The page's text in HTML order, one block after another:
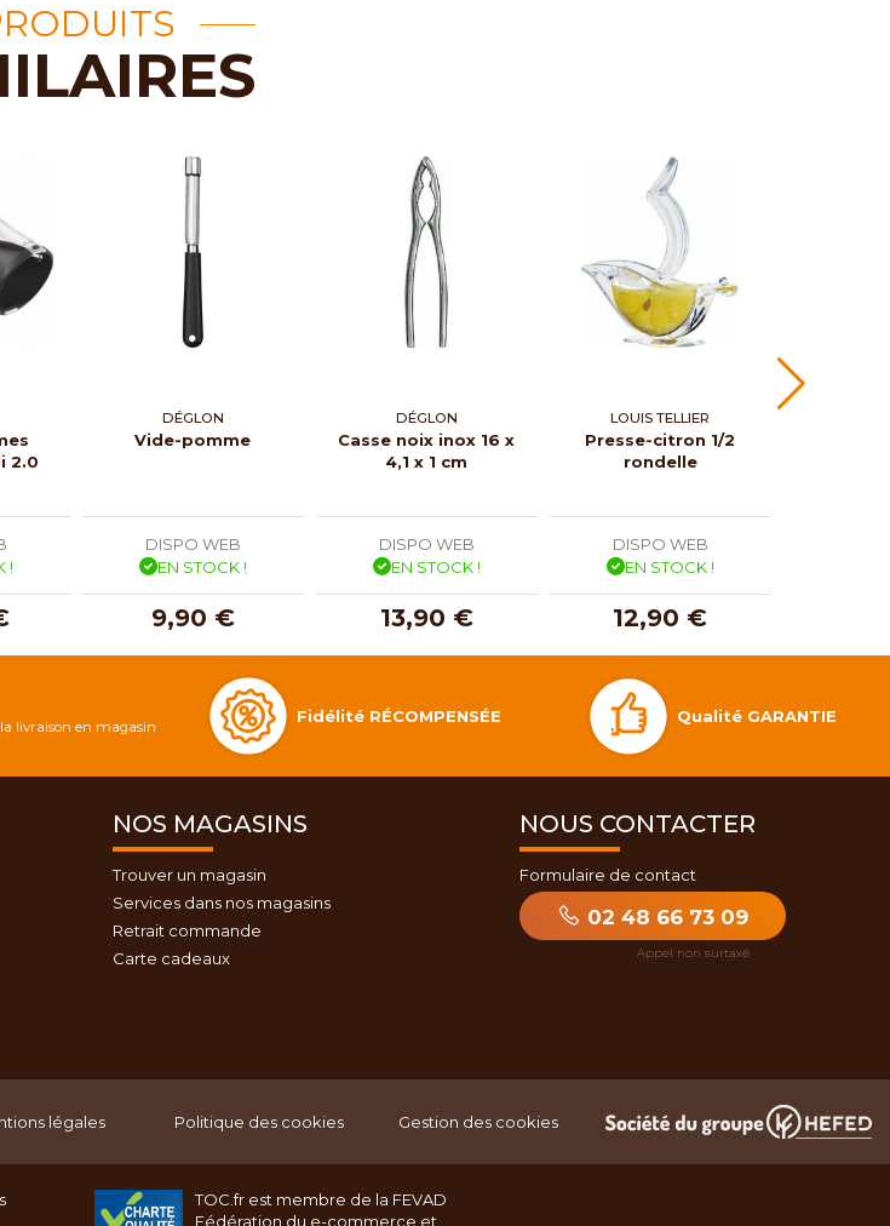
2.0
!
DÉGLON
Vide-pomme
DISPO WEB
EN STOCK !
9,90 €
DÉGLON
Casse noix inox 16 x
4,1 x 1 cm
DISPO WEB
EN STOCK !
13,90 €
LOUIS TELLIER
Presse-citron 1/2
rondelle
DISPO WEB
EN STOCK !
12,90 €
livraison en magasin
Fidélité RÉCOMPENSÉE Qualité GARANTIE
NOS MAGASINS
Trouver un magasin
Services dans nos magasins
Retrait commande
Carte cadeaux
NOUS CONTACTER
Formulaire de contact
02 48 66 73 09
légales Politique des cookies Gestion des cookies
TOC.fr est membre de la FEVAD
Fédération du e-commerce et